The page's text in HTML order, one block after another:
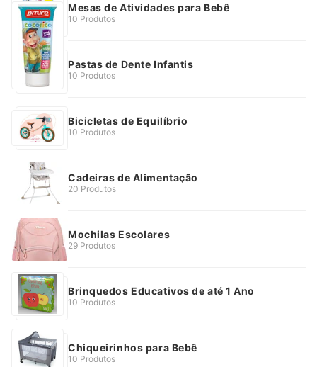
Mesas de Atividades para Bebê
10 Produtos
Pastas de Dente Infantis
10 Produtos
Bicicletas de Equilíbrio
10 Produtos
Cadeiras de Alimentação
20 Produtos
Mochilas Escolares
29 Produtos
Brinquedos Educativos de até 1 Ano
10 Produtos
Chiqueirinhos para Bebê
10 Produtos